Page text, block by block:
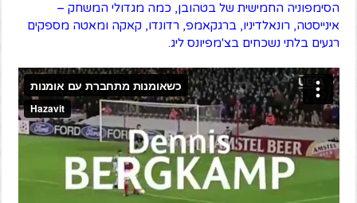
הסימפוניה החמישית של בטהובן, כמה מגדולי המשחק –
אינייסטה, רונאלדיניו, ברגקאמפ, רדונדו, קאקה ומאטה מספקים
רגעים בלתי נשכחים בצ'מפיונס ליג.